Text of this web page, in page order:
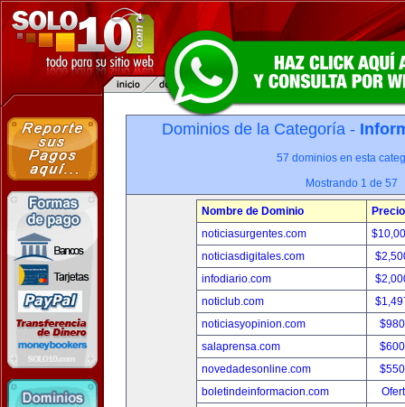
Dominios de la Categoría -
57 dominios en esta
Mostrando 1 de 57
Nombre de Dominio
Precio
noticiasurgentes.com
noticiasdigitales.com
infodiario.com
noticlub.com
noticiasyopinion.com
salaprensa.com
novedadesonline.com
boletindeinformacion.com